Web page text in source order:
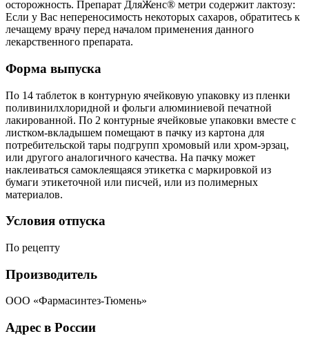
осторожность. Препарат ДляЖенс® метри содержит лактозу:
Если у Вас непереносимость некоторых сахаров, обратитесь к
лечащему врачу перед началом применения данного
лекарственного препарата.
Форма выпуска
По 14 таблеток в контурную ячейковую упаковку из пленки
поливинилхлоридной и фольги алюминиевой печатной
лакированной. По 2 контурные ячейковые упаковки вместе с
листком-вкладышем помещают в пачку из картона для
потребительской тары подгрупп хромовый или хром-эрзац,
или другого аналогичного качества. На пачку может
наклеиваться самоклеящаяся этикетка с маркировкой из
бумаги этикеточной или писчей, или из полимерных
материалов.
Условия отпуска
По рецепту
Производитель
ООО «Фармасинтез-Тюмень»
Адрес в России